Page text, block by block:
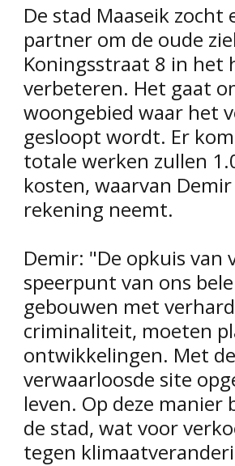
De stad Maaseik
partner om de oude
Koningsstraat 8 in het
verbeteren. Het gaat
woongebied waar het
gesloopt wordt. Er
totale werken zullen
kosten, waarvan
rekening neemt.
Demir: "De opkuis van
speerpunt van ons
gebouwen met
criminaliteit, moeten
ontwikkelingen. Met
verwaarloosde site
leven. Op deze
de stad, wat voor
tegen